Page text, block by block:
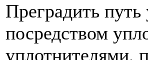
Преградить
посредством
уплотнителями,